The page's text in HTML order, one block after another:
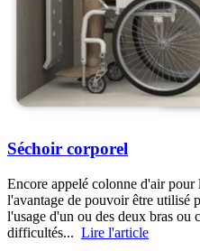
Séchoir corporel
Encore appelé colonne d'air
l'avantage de pouvoir être utilisé
l'usage d'un ou des deux bras ou
difficultés... Lire l'article